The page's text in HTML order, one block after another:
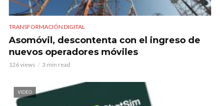
TRANSFORMACIÓN DIGITAL
Asomóvil, descontenta con el ingreso de
nuevos operadores móviles
126 views 3 min read
VIDEO